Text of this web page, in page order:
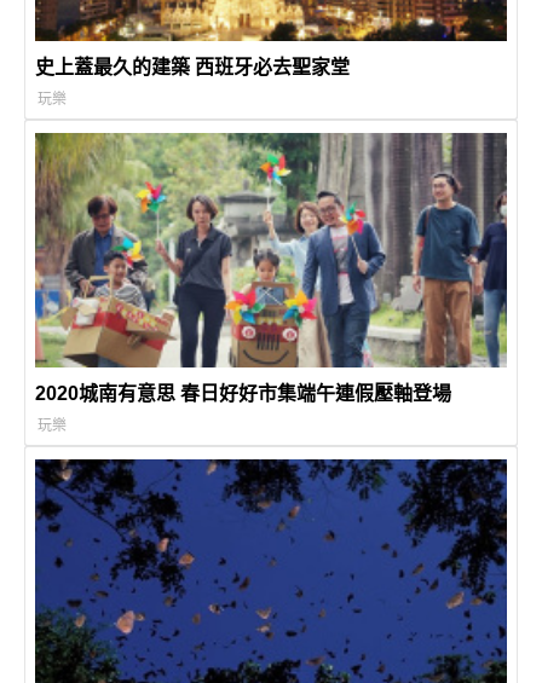
史上蓋最久的建築 西班牙必去聖家堂
玩樂
2020城南有意思 春日好好市集端午連假壓軸登場
玩樂